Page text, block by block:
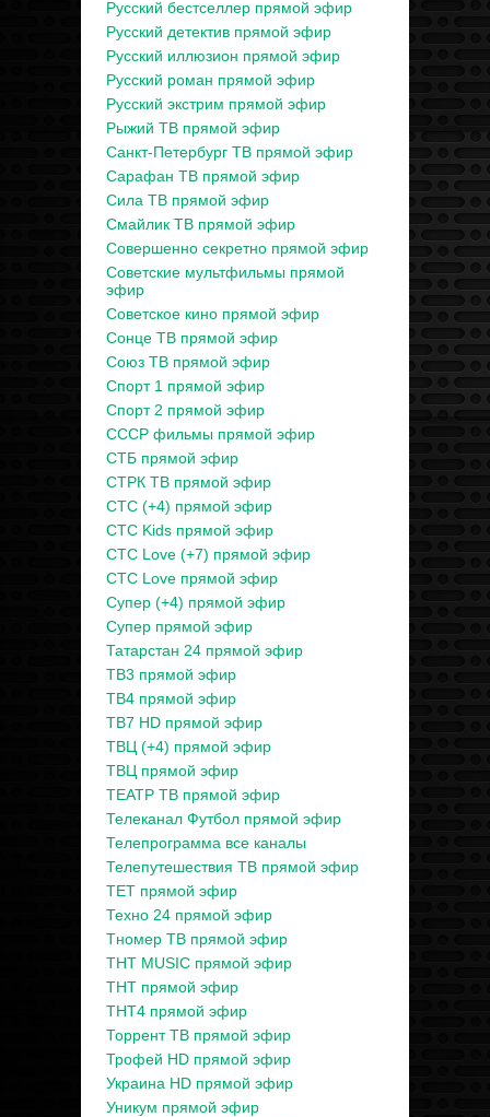
Русский бестселлер прямой эфир
Русский детектив прямой эфир
Русский иллюзион прямой эфир
Русский роман прямой эфир
Русский экстрим прямой эфир
Рыжий ТВ прямой эфир
Санкт-Петербург ТВ прямой эфир
Сарафан ТВ прямой эфир
Сила ТВ прямой эфир
Смайлик ТВ прямой эфир
Совершенно секретно прямой эфир
Советские мультфильмы прямой
эфир
Советское кино прямой эфир
Сонце ТВ прямой эфир
Союз ТВ прямой эфир
Спорт 1 прямой эфир
Спорт 2 прямой эфир
СССР фильмы прямой эфир
СТБ прямой эфир
СТРК ТВ прямой эфир
СТС (+4) прямой эфир
СТС Kids прямой эфир
СТС Love (+7) прямой эфир
СТС Love прямой эфир
Супер (+4) прямой эфир
Супер прямой эфир
Татарстан 24 прямой эфир
ТВ3 прямой эфир
ТВ4 прямой эфир
ТВ7 HD прямой эфир
ТВЦ (+4) прямой эфир
ТВЦ прямой эфир
ТЕАТР ТВ прямой эфир
Телеканал Футбол прямой эфир
Телепрограмма все каналы
Телепутешествия ТВ прямой эфир
ТЕТ прямой эфир
Техно 24 прямой эфир
Тномер ТВ прямой эфир
ТНТ MUSIC прямой эфир
ТНТ прямой эфир
ТНТ4 прямой эфир
Торрент ТВ прямой эфир
Трофей HD прямой эфир
Украина HD прямой эфир
Уникум прямой эфир